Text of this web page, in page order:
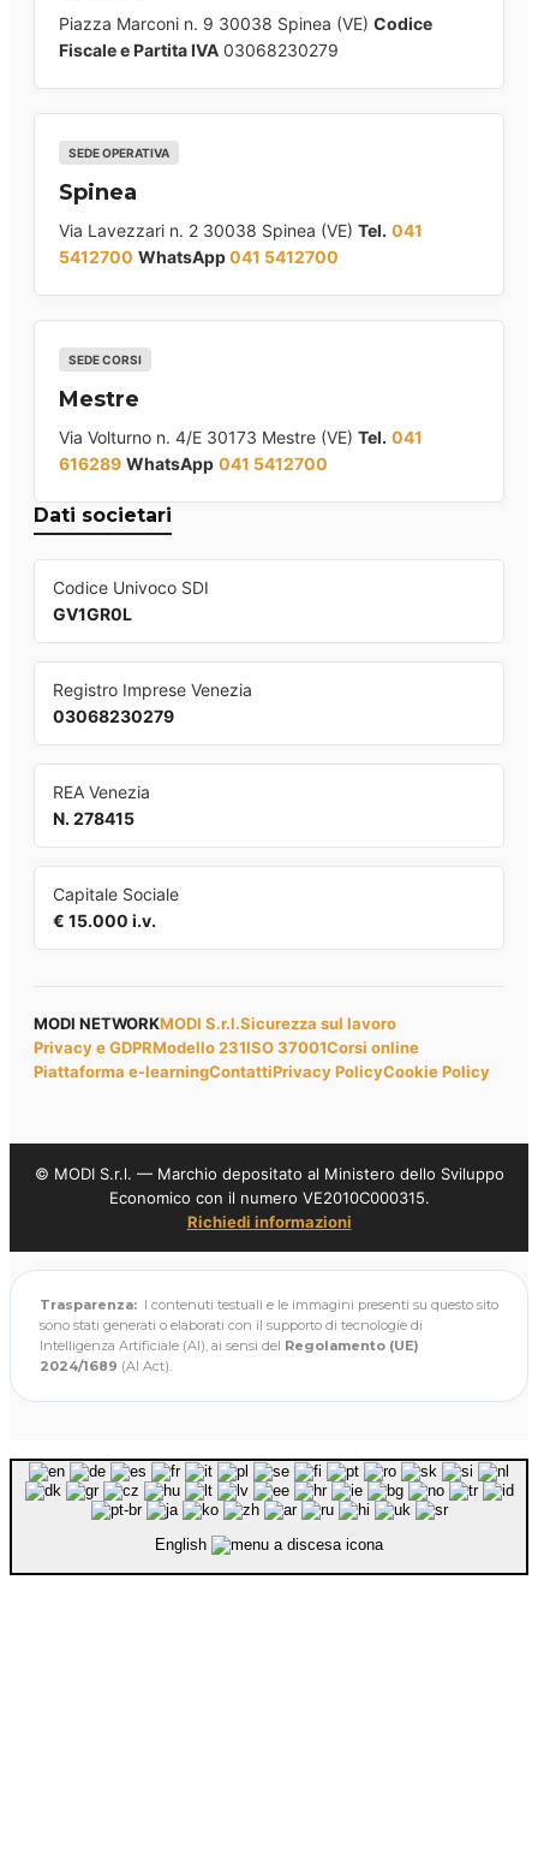
Piazza Marconi n. 9 30038 Spinea (VE) Codice
Fiscale e Partita IVA 03068230279
SEDE OPERATIVA
Spinea
Via Lavezzari n. 2 30038 Spinea (VE) Tel. 041
5412700 WhatsApp041 5412700
SEDE CORSI
Mestre
Via Volturno n. 4/E 30173 Mestre (VE) Tel. 041
616289 WhatsApp 041 5412700
Dati societari
Codice Univoco SDI
GV1GR0L
Registro Imprese Venezia
03068230279
REA Venezia
N. 278415
Capitale Sociale
€ 15.000 i.v.
MODI NETWORKMODI S.r.l.Sicurezza sul lavoro
Privacy e GDPRModello 231ISO 37001Corsi online
Piattaforma e-learningContattiPrivacy PolicyCookie Policy
© MODI S.r.l. — Marchio depositato al Ministero dello Sviluppo
Economico con il numero VE2010C000315.
Richiedi informazioni
Trasparenza: I contenuti testuali e le immagini presenti su questo sito
sono stati generati o elaborati con il supporto di tecnologie di
Intelligenza Artificiale (AI), ai sensi del Regolamento (UE)
2024/1689 (AI Act).
English